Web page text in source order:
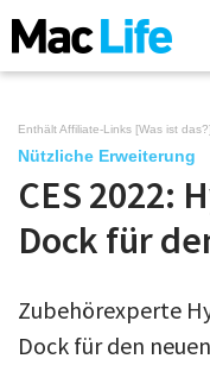
News
iPhone
iPad
Enthält Affiliate-Links [Was ist das?]
Nützliche Erweiterung
CES 2022:
Dock für
Zubehörexperte
Dock für den